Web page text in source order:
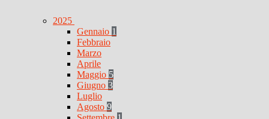
2025
Gennaio 1
Febbraio
Marzo
Aprile
Maggio 5
Giugno 3
Luglio
Agosto 9